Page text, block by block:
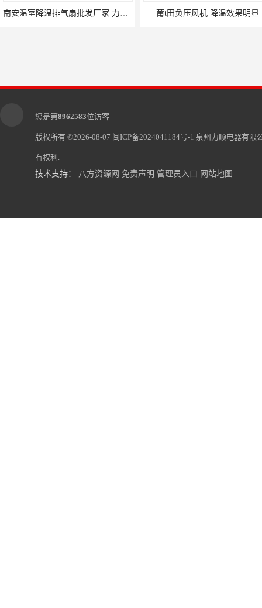
南安温室降温排气扇批发厂家 力顺电器有限公司 莆t田负压风机 降温效果明显
南平市顺昌县负压风机供应商
您是第8962583位访客
版权所有 ©2026-08-07 闽ICP备2024041184号-1 泉州力顺电器有限
有权利.
技术支持： 八方资源网 免责声明 管理员入口 网站地图